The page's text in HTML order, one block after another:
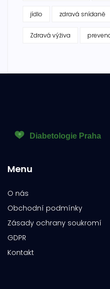
jídlo zdravá snídaně
Zdravá výživa
Menu
O nás
Obchodní podmínky
Zásady ochrany soukromí
GDPR
Kontakt